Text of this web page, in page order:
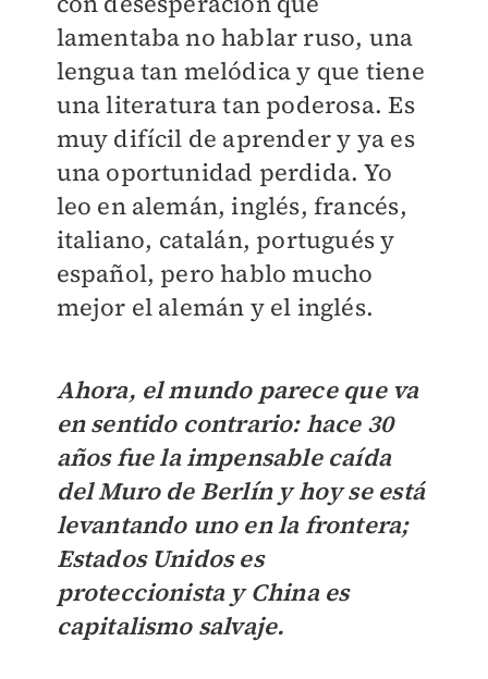
lamentaba no hablar ruso, una
lengua tan melódica y que tiene
una literatura tan poderosa. Es
muy difícil de aprender y ya es
una oportunidad perdida. Yo
leo en alemán, inglés, francés,
italiano, catalán, portugués y
español, pero hablo mucho
mejor el alemán y el inglés.
Ahora, el mundo parece que va
en sentido contrario: hace 30
años fue la impensable caída
del Muro de Berlín y hoy se está
levantando uno en la frontera;
Estados Unidos es
proteccionista y China es
capitalismo salvaje.